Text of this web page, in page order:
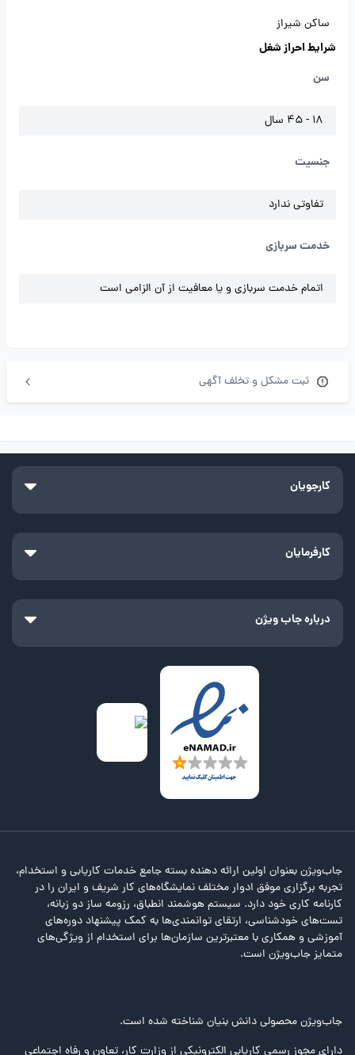
ساکن شیراز
شرایط احراز شغل
سن
18 - 45 سال
جنسیت
تفاوتی ندارد
خدمت سربازی
اتمام خدمت سربازی و یا معافیت از آن الزامی است
ثبت مشکل و تخلف آگهی
کارجویان
کارفرمایان
درباره جاب ویژن
جاب‌ویژن بعنوان اولین ارائه دهنده بسته جامع خدمات کاریابی و استخدام،
تجربه برگزاری موفق ادوار مختلف نمایشگاه‌های کار شریف و ایران را در
کارنامه کاری خود دارد. سیستم هوشمند انطباق، رزومه ساز دو زبانه،
تست‌های خودشناسی، ارتقای توانمندی‌ها به کمک پیشنهاد دوره‌های
آموزشی و همکاری با معتبرترین سازمان‌ها برای استخدام از ویژگی‌های
متمایز جاب‌ویژن است.
جاب‌ویژن محصولی دانش بنیان شناخته شده است.
دارای مجوز رسمی کاریابی الکترونیکی از وزارت کار، تعاون و رفاه اجتماعی